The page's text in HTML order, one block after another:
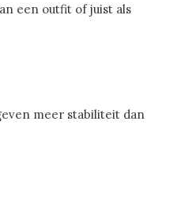
een outfit of juist als
meer stabiliteit dan